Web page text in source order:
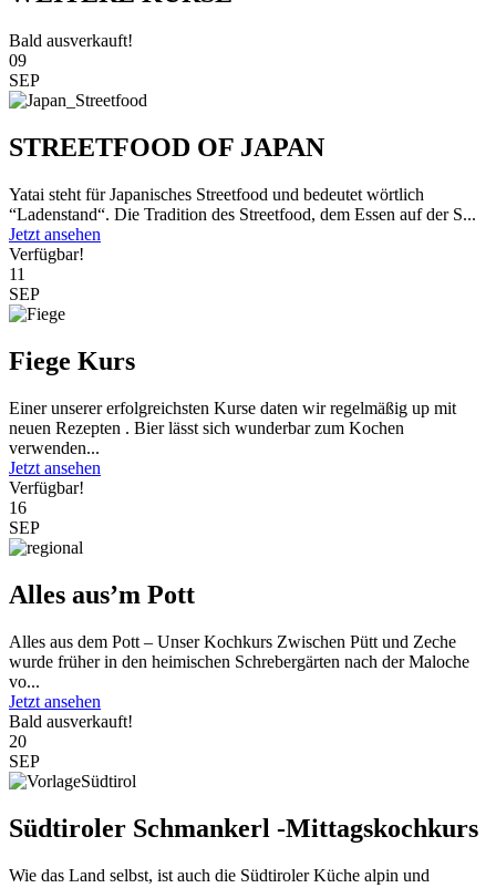
Bald ausverkauft!
09
SEP
STREETFOOD OF JAPAN
Yatai steht für Japanisches Streetfood und bedeutet wörtlich
“Ladenstand“. Die Tradition des Streetfood, dem Essen auf der S...
Jetzt ansehen
Verfügbar!
11
SEP
Fiege Kurs
Einer unserer erfolgreichsten Kurse daten wir regelmäßig up mit
neuen Rezepten . Bier lässt sich wunderbar zum Kochen
verwenden...
Jetzt ansehen
Verfügbar!
16
SEP
Alles aus’m Pott
Alles aus dem Pott – Unser Kochkurs Zwischen Pütt und Zeche
wurde früher in den heimischen Schrebergärten nach der Maloche
vo...
Jetzt ansehen
Bald ausverkauft!
20
SEP
Südtiroler Schmankerl -Mittagskochkurs
Wie das Land selbst, ist auch die Südtiroler Küche alpin und